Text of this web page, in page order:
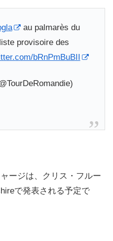
au palmarès du
provisoire des
bRnPmBuBII
ージは、クリス・フルー
で発表される予定で